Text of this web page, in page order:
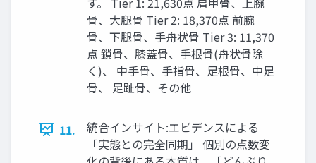
骨、大腿骨 Tier 2: 18,370点 前腕
骨、下腿骨、手舟状骨 Tier 3: 11,370
点 鎖骨、膝蓋骨、手根骨(舟状骨除
く)、 中手骨、手指骨、足根骨、中足
骨、 足趾骨、その他
11.
統合インサイト:エビデンスによる
「実態との完全同期」 個別の点数変